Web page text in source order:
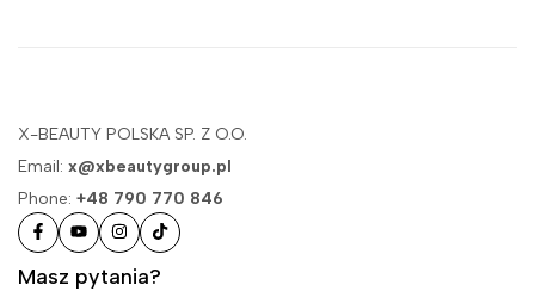
X-BEAUTY POLSKA SP. Z O.O.
Email: x@xbeautygroup.pl
Phone: +48 790 770 846
Masz pytania?